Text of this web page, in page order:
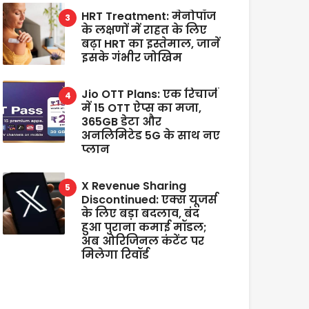
HRT Treatment: मेनोपॉज
के लक्षणों में राहत के लिए
बढ़ा HRT का इस्तेमाल, जानें
इसके गंभीर जोखिम
Jio OTT Plans: एक रिचार्ज
में 15 OTT ऐप्स का मजा,
365GB डेटा और
अनलिमिटेड 5G के साथ नए
प्लान
X Revenue Sharing
Discontinued: एक्स यूजर्स
के लिए बड़ा बदलाव, बंद
हुआ पुराना कमाई मॉडल;
अब ओरिजिनल कंटेंट पर
मिलेगा रिवॉर्ड